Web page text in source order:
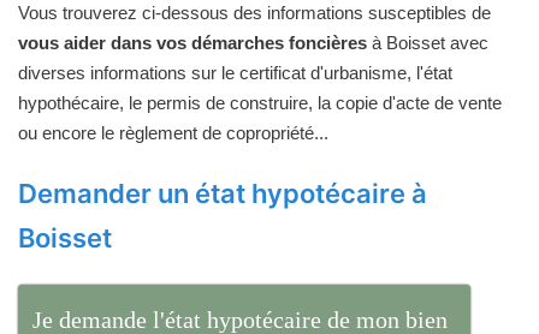
Vous trouverez ci-dessous des informations susceptibles de
vous aider dans vos démarches foncières à Boisset avec
diverses informations sur le certificat d'urbanisme, l'état
hypothécaire, le permis de construire, la copie d'acte de vente
ou encore le règlement de copropriété...
Demander un état hypotécaire à
Boisset
Je demande l'état hypotécaire de mon bien